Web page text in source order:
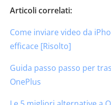
Articoli correlati:
Come inviare video da
efficace [Risolto]
Guida passo passo per
OnePlus